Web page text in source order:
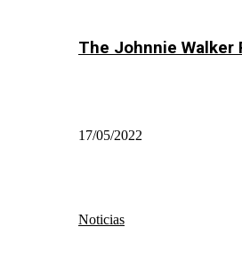
The Johnnie Walker
17/05/2022
Noticias